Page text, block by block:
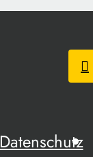
Datenschutz